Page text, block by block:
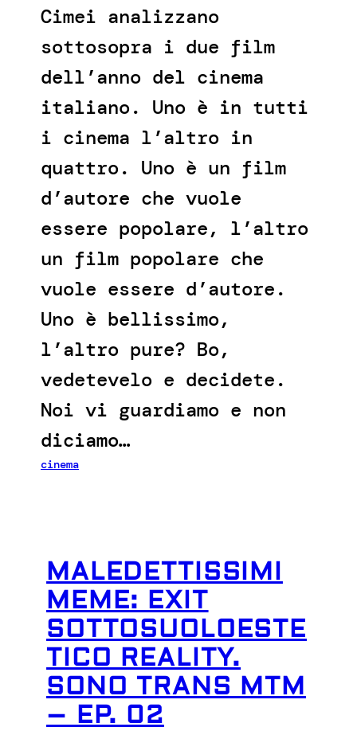
Cimei analizzano
sottosopra i due film
dell’anno del cinema
italiano. Uno è in tutti
i cinema l’altro in
quattro. Uno è un film
d’autore che vuole
essere popolare, l’altro
un film popolare che
vuole essere d’autore.
Uno è bellissimo,
l’altro pure? Bo,
vedetevelo e decidete.
Noi vi guardiamo e non
diciamo…
cinema
MALEDETTISSIMI
MEME: EXIT
SOTTOSUOLOESTE
TICO REALITY.
SONO TRANS MTM
– EP. 02